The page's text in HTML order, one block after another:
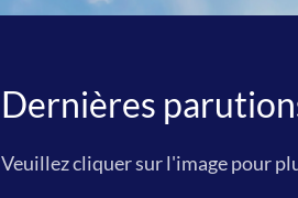
Dernières
Veuillez cliquer sur l'image pour